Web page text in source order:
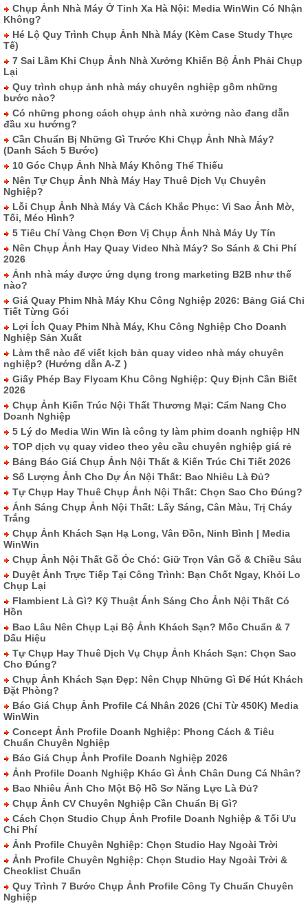
Chụp Ảnh Nhà Máy Ở Tỉnh Xa Hà Nội: Media WinWin Có Nhận
Không?
Hé Lộ Quy Trình Chụp Ảnh Nhà Máy (Kèm Case Study Thực
Tế)
7 Sai Lầm Khi Chụp Ảnh Nhà Xưởng Khiến Bộ Ảnh Phải Chụp
Lại
Quy trình chụp ảnh nhà máy chuyên nghiệp gồm những
bước nào?
Có những phong cách chụp ảnh nhà xưởng nào đang dẫn
đầu xu hướng?
Cần Chuẩn Bị Những Gì Trước Khi Chụp Ảnh Nhà Máy?
(Danh Sách 5 Bước)
10 Góc Chụp Ảnh Nhà Máy Không Thể Thiếu
Nên Tự Chụp Ảnh Nhà Máy Hay Thuê Dịch Vụ Chuyên
Nghiệp?
Lỗi Chụp Ảnh Nhà Máy Và Cách Khắc Phục: Vì Sao Ảnh Mờ,
Tối, Méo Hình?
5 Tiêu Chí Vàng Chọn Đơn Vị Chụp Ảnh Nhà Máy Uy Tín
Nên Chụp Ảnh Hay Quay Video Nhà Máy? So Sánh & Chi Phí
2026
Ảnh nhà máy được ứng dụng trong marketing B2B như thế
nào?
Giá Quay Phim Nhà Máy Khu Công Nghiệp 2026: Bảng Giá Chi
Tiết Từng Gói
Lợi Ích Quay Phim Nhà Máy, Khu Công Nghiệp Cho Doanh
Nghiệp Sản Xuất
Làm thế nào để viết kịch bản quay video nhà máy chuyên
nghiệp? (Hướng dẫn A-Z )
Giấy Phép Bay Flycam Khu Công Nghiệp: Quy Định Cần Biết
2026
Chụp Ảnh Kiến Trúc Nội Thất Thương Mại: Cẩm Nang Cho
Doanh Nghiệp
5 Lý do Media Win Win là công ty làm phim doanh nghiệp HN
TOP dịch vụ quay video theo yêu cầu chuyên nghiệp giá rẻ
Bảng Báo Giá Chụp Ảnh Nội Thất & Kiến Trúc Chi Tiết 2026
Số Lượng Ảnh Cho Dự Án Nội Thất: Bao Nhiêu Là Đủ?
Tự Chụp Hay Thuê Chụp Ảnh Nội Thất: Chọn Sao Cho Đúng?
Ánh Sáng Chụp Ảnh Nội Thất: Lấy Sáng, Cân Màu, Trị Cháy
Trắng
Chụp Ảnh Khách Sạn Hạ Long, Vân Đồn, Ninh Bình | Media
WinWin
Chụp Ảnh Nội Thất Gỗ Óc Chó: Giữ Trọn Vân Gỗ & Chiều Sâu
Duyệt Ảnh Trực Tiếp Tại Công Trình: Bạn Chốt Ngay, Khỏi Lo
Chụp Lại
Flambient Là Gì? Kỹ Thuật Ánh Sáng Cho Ảnh Nội Thất Có
Hồn
Bao Lâu Nên Chụp Lại Bộ Ảnh Khách Sạn? Mốc Chuẩn & 7
Dấu Hiệu
Tự Chụp Hay Thuê Dịch Vụ Chụp Ảnh Khách Sạn: Chọn Sao
Cho Đúng?
Chụp Ảnh Khách Sạn Đẹp: Nên Chụp Những Gì Để Hút Khách
Đặt Phòng?
Báo Giá Chụp Ảnh Profile Cá Nhân 2026 (Chỉ Từ 450K) Media
WinWin
Concept Ảnh Profile Doanh Nghiệp: Phong Cách & Tiêu
Chuẩn Chuyên Nghiệp
Báo Giá Chụp Ảnh Profile Doanh Nghiệp 2026
Ảnh Profile Doanh Nghiệp Khác Gì Ảnh Chân Dung Cá Nhân?
Bao Nhiêu Ảnh Cho Một Bộ Hồ Sơ Năng Lực Là Đủ?
Chụp Ảnh CV Chuyên Nghiệp Cần Chuẩn Bị Gì?
Cách Chọn Studio Chụp Ảnh Profile Doanh Nghiệp & Tối Ưu
Chi Phí
Ảnh Profile Chuyên Nghiệp: Chọn Studio Hay Ngoài Trời
Ảnh Profile Chuyên Nghiệp: Chọn Studio Hay Ngoài Trời &
Checklist Chuẩn
Quy Trình 7 Bước Chụp Ảnh Profile Công Ty Chuẩn Chuyên
Nghiệp